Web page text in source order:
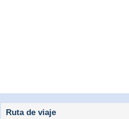
Ruta de viaje